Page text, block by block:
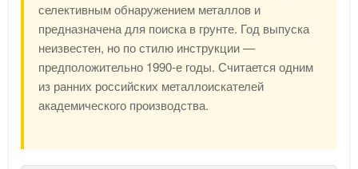
селективным обнаружением металлов и
предназначена для поиска в грунте. Год выпуска
неизвестен, но по стилю инструкции —
предположительно 1990-е годы. Считается одним
из ранних российских металлоискателей
академического производства.